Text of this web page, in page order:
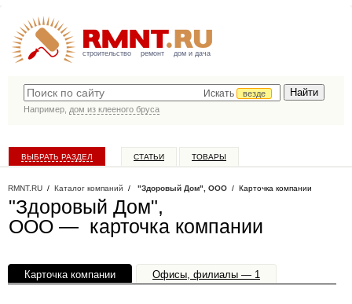
строительство ремонт дом и дача
Искать
везде
Например, дом из клееного бруса
ВЫБРАТЬ РАЗДЕЛ СТАТЬИ ТОВАРЫ
RMNT.RU / Каталог компаний / "Здоровый Дом", ООО / Карточка компании
"Здоровый Дом",
ООО — карточка компании
Карточка компании Офисы, филиалы — 1